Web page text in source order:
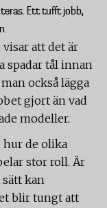
Ett tufft jobb,
att det är
spadar tål innan
också lägga
gjort än vad
modeller.
hur de olika
stor roll. Är
kan
blir tungt att